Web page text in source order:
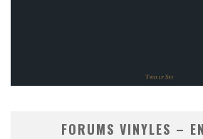
FORUMS VINYLES –